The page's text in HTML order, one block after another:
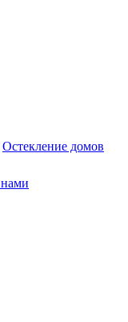
Остекление домов
нами